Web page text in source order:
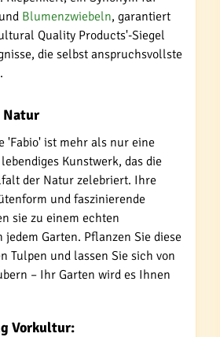
und Blumenzwiebeln, garantiert
Quality Products'-Siegel
die selbst anspruchsvollste
Natur
'Fabio' ist mehr als nur eine
Kunstwerk, das die
der Natur zelebriert. Ihre
und faszinierende
sie zu einem echten
jedem Garten. Pflanzen Sie diese
Tulpen und lassen Sie sich von
– Ihr Garten wird es Ihnen
Vorkultur: